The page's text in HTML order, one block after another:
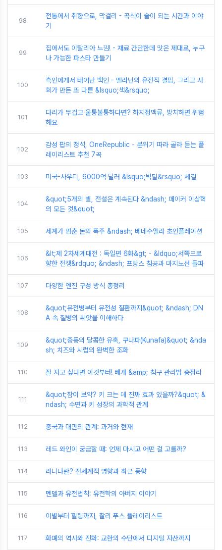
98
전통에서 취향으로, 막걸리 - 곡식이 술이 되는 시간과 이야
기
99
집에서도 이탈리아 느낌! - 재료 간단한데 맛은 제대로, 누구
나 가능한 파스타 만들기
100
흑인에게서 태어난 백인 - 멜라닌의 유전적 결핍, 그리고 사
회가 만든 또 다른 &lsquo;색&rsquo;
101
다리가 무겁고 울퉁불퉁하다면? 하지정맥류, 방치하면 위험
해요
102
감성 팝의 정석, OneRepublic - 분위기 따라 골라 듣는 플
레이리스트 추천 7곡
103 미국-사우디, 6000억 달러 &lsquo;빅딜&rsquo; 체결
104
&quot;5개의 별, 전설은 계속된다 &ndash; 페이커 이상혁
의 모든 것&quot;
105 세계가 멈춘 돈의 폭주 &ndash; 베네수엘라 초인플레이션
106
&lt;제 2차세계대전 : 독일편 6화&gt; - &ldquo;서쪽으로
향한 전쟁&rdquo; &ndash; 프랑스 침공과 마지노선 돌파
107 다양한 엔진 구성 방식 총정리
108
&quot;유전병부터 유전성 질환까지&quot; &ndash; DN
A 속 질병의 씨앗을 이해하다
109
&quot;중동의 달콤한 유혹, 쿠나파(Kunafa)&quot; &nda
sh; 치즈와 시럽의 완벽한 조화
110 잘 자고 싶다면 이것부터! 베개 &amp; 침구 관리법 총정리
111
&quot;잠이 보약? 키 크는 데 진짜 효과 있을까?&quot; &
ndash; 수면과 키 성장의 과학적 관계
112 중국과 대만의 관계: 과거와 현재
113 레드 와인이 궁금할 때: 언제 마시고 어떤 걸 고를까?
114 라니냐란? 전세계적 영향과 최근 동향
115 멘델과 유전법칙: 유전학의 아버지 이야기
116 이별부터 힐링까지, 찰리 푸스 플레이리스트
117 화폐의 역사와 진화: 교환의 수단에서 디지털 자산까지